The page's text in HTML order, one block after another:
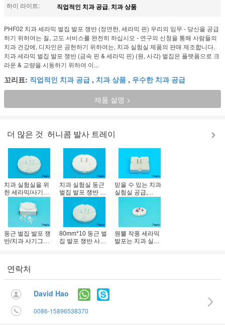
하이 라이트:
직업적인 치과 공급, 치과 상품
PHF02 치과 세라믹 벌집 발포 쟁반 (정연한, 세라믹 핀) 우리의 임무 - 당신을 공급
하기 위하여는 질, 고도 서비스를 완전히 하십시오 - 연구의 신청을 통해 사람들의
치과 건강에, 디자인은 공헌하기 위하여는, 치과 실험실 제품의 판매 제조합니다.
치과 세라믹 벌집 발포 쟁반 (금속 핀 & 세라믹 핀) (원, 사각) 벌집은 플랫폼으로 크
라운 & 교량을 시동하기 위하여 이...
꼬리표: 직업적인 치과 공급 , 치과 상품 , 우수한 치과 공급
제품 설명 >
더 많은 것 허니콤 발사 트레이
치과 실험실을 위
한 세라믹/사기그
릇 벌집 발포 쟁반
치과 실험실 둥근
벌집 발포 쟁반 도
륨/ISO를 만들었습
믿을 수 있는 치과
실험실 공급,
에 있는 치과 실험
실 발포 쟁반
둥근 벌집 발포 쟁
반/치과 사기그릇
80mm*10 둥근 벌
집 발포 쟁반 사용
원뿔 작풍 세라믹
발포는 치과 실험
연락처
David Hao
0086-15896538370